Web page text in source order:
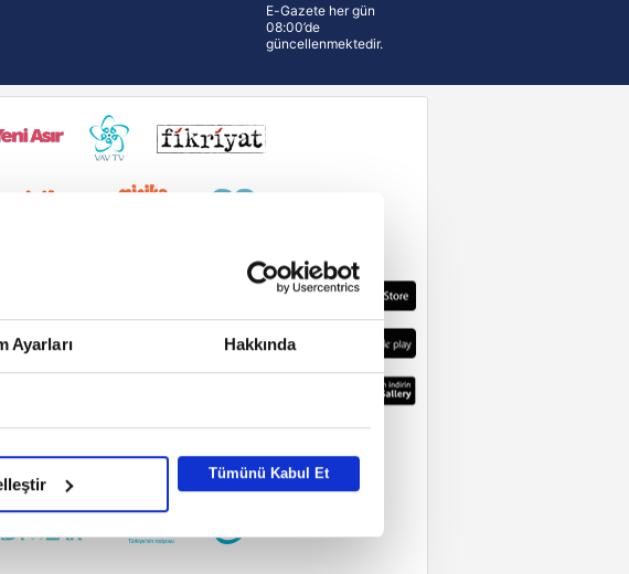
Ayarları Hakkında
Tümünü Kabul Et
E-Gazete her gün
08:00’de
güncellenmektedir.